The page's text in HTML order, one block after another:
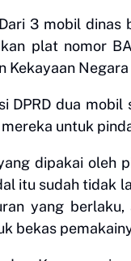
3 mobil dinas
plat nomor
Kekayaan
DPRD dua
untuk
dipakai oleh
itu sudah tidak
yang
bekas